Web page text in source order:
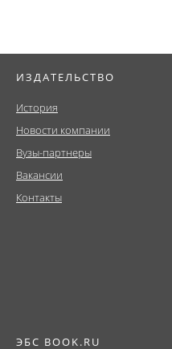
ИЗДАТЕЛЬСТВО
История
Новости компании
Вузы-партнеры
Вакансии
Контакты
ЭБС BOOK.RU